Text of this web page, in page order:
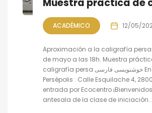
ACADÉMICO 12/05/
Aproximación a la caligrafía
de mayo a las 18h. Muestra
caligrafía persa خوشنویسی فارسی En Centro
Persépolis : Calle Esquilache 4,
entrada por Ecocentro
antesala de la clase de iniciación...